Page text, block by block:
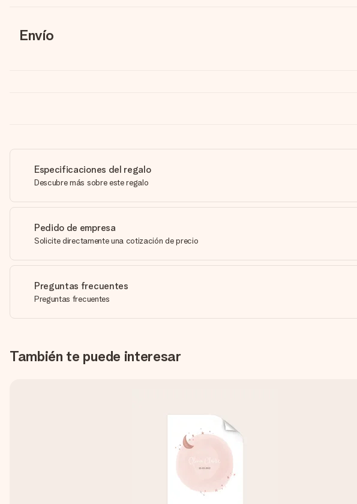
Envío
Especificaciones del regalo
Descubre más sobre este regalo
Pedido de empresa
Solicite directamente una cotización de precio
Preguntas frecuentes
Preguntas frecuentes
También te puede interesar